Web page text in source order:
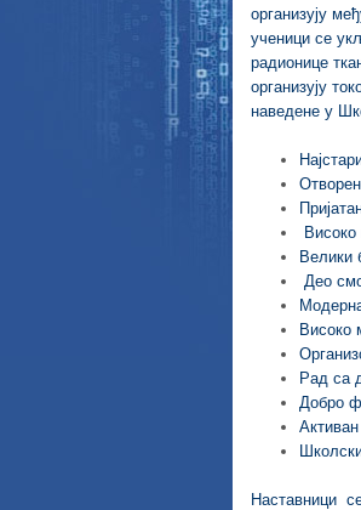
организују
ученици се
радионице
организују
наведене у
Велики
Део
Високо
Рад са
Добро
Наставници